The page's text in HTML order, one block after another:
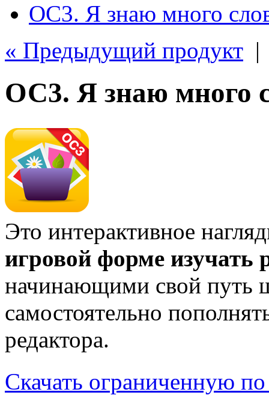
ОС3. Я знаю много
« Предыдущий продукт
ОС3. Я знаю много
Это интерактивное
игровой форме изучать
начинающими свой путь
самостоятельно
редактора.
Скачать ограниченную